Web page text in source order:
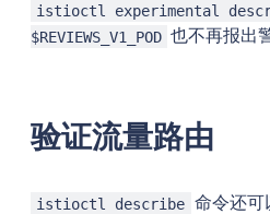
istioctl experimental
$REVIEWS_V1_POD 也不再报出
验证流量路由
istioctl describe 命令还可